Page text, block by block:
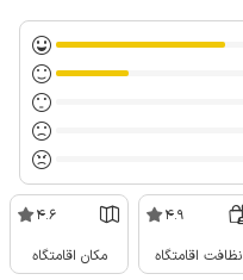
4.9
نظافت اقامتگاه
4.6
مکان اقامتگاه